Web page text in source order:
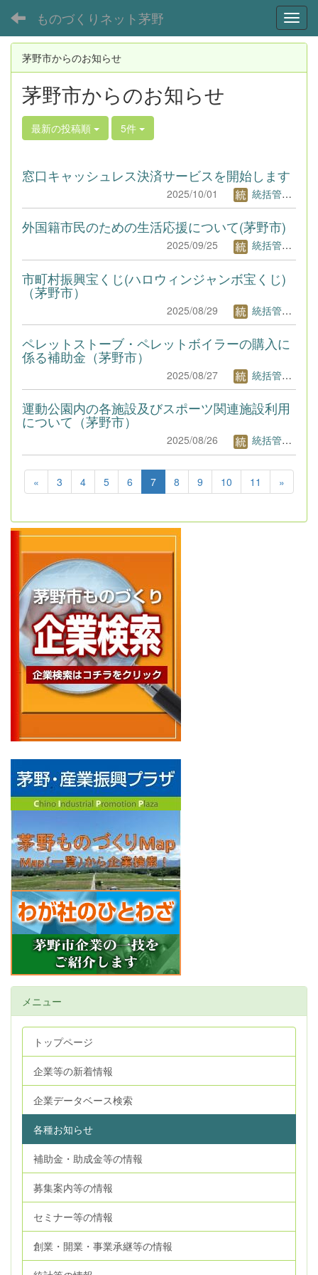
ものづくりネット茅野
茅野市からのお知らせ
茅野市からのお知らせ
最新の投稿順 5件
窓口キャッシュレス決済サービスを開始します
2025/10/01 統括管理者1
外国籍市民のための生活応援について(茅野市)
2025/09/25 統括管理者1
市町村振興宝くじ(ハロウィンジャンボ宝くじ)
（茅野市）
2025/08/29 統括管理者1
ペレットストーブ・ペレットボイラーの購入に
係る補助金（茅野市）
2025/08/27 統括管理者1
運動公園内の各施設及びスポーツ関連施設利用
について（茅野市）
2025/08/26 統括管理者1
« 3 4 5 6 7 8 9 10 11 »
メニュー
トップページ
企業等の新着情報
企業データベース検索
各種お知らせ
補助金・助成金等の情報
募集案内等の情報
セミナー等の情報
創業・開業・事業承継等の情報